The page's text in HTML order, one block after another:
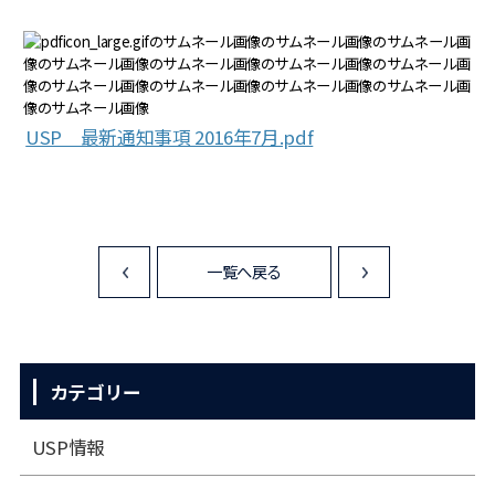
USP 最新通知事項 2016年7月.pdf
<
一覧へ戻る
カテゴリー
USP情報